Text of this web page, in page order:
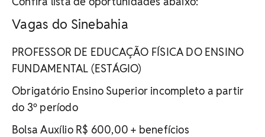
Vagas do Sinebahia
PROFESSOR DE EDUCAÇÃO FÍSICA DO ENSINO
FUNDAMENTAL (ESTÁGIO)
Obrigatório Ensino Superior incompleto a partir
do 3º período
Bolsa Auxílio R$ 600,00 + benefícios